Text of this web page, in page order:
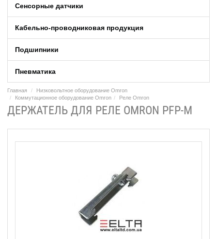
Сенсорные датчики
Кабельно-проводниковая продукция
Подшипники
Пневматика
Главная
Низковольтное оборудование Omron
Коммутационное оборудование Omron
Реле Omron
ДЕРЖАТЕЛЬ ДЛЯ РЕЛЕ OMRON PFP-M